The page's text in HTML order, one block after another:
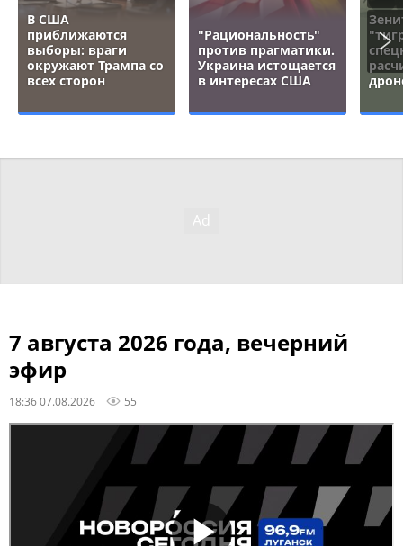
В США
приближаются
выборы: враги
окружают Трампа со
всех сторон
"Рациональность"
против прагматики.
Украина истощается
в интересах США
7 августа 2026 года, вечерний
эфир
18:36 07.08.2026 55